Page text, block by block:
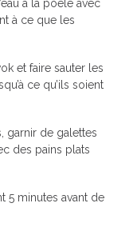
à la poêle avec
à ce que les
et faire sauter les
ce qu’ils soient
garnir de galettes
des pains plats
5 minutes avant de